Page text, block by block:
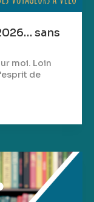
sans
moi. Loin
de